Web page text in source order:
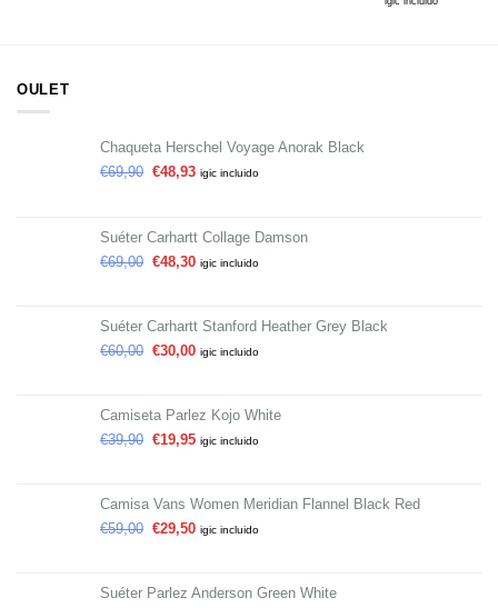
OULET
Chaqueta Herschel Voyage Anorak Black
€69,90 €48,93 igic incluido
Suéter Carhartt Collage Damson
€69,00 €48,30 igic incluido
Suéter Carhartt Stanford Heather Grey Black
€60,00 €30,00 igic incluido
Camiseta Parlez Kojo White
€39,90 €19,95 igic incluido
Camisa Vans Women Meridian Flannel Black Red
€59,00 €29,50 igic incluido
Suéter Parlez Anderson Green White